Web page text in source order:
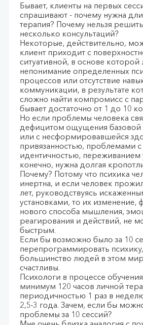
Бывает, клиенты на первых
спрашивают - почему нужна
терапия? Почему нельзя
несколько консультаций?
Некоторые, действительно,
клиент приходит с
ситуативной, в основе которой
непонимание определенных
процессов или отсутствие
коммуникации, в результате
сложно найти компромисс с
бывает достаточно от 1 до 10
Но если проблемы человека
дефицитом ощущения базовой
или с несформировавшейся
привязанностью, проблемами с
идентичностью, переживанием
конечно, нужна долгая
Почему? Потому что психика
инертна, и если человек
лет, руководствуясь
установками, то их
нового способа мышления,
реагирования и действий, не
быстрым.
Если бы возможно было за 10
перепрограммировать
большинство людей в этом
счастливы.
Психологи в процессе
минимум 120 часов личной
периодичностью 1 раз в
2,5-3 года. Зачем, если бы
проблемы за 10 сессий?